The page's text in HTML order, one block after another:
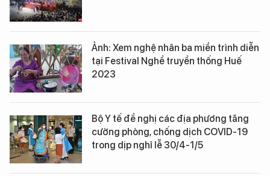
Ảnh: Xem nghệ nhân ba miền trình diễn
tại Festival Nghề truyền thống Huế
2023
Bộ Y tế đề nghị các địa phương tăng
cường phòng, chống dịch COVID-19
trong dịp nghỉ lễ 30/4-1/5